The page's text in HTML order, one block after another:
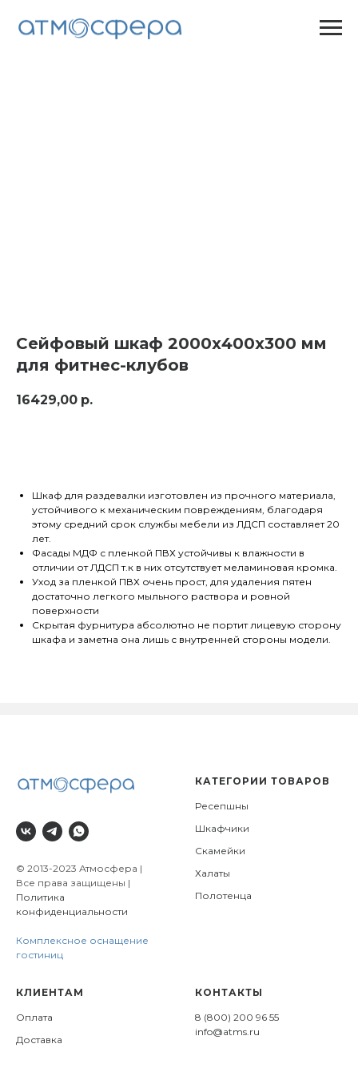
Сейфовый шкаф 2000х400х300 мм
для фитнес-клубов
16429,00 р.
Шкаф для раздевалки изготовлен из прочного материала,
устойчивого к механическим повреждениям, благодаря
этому средний срок службы мебели из ЛДСП составляет 20
лет.
Фасады МДФ с пленкой ПВХ устойчивы к влажности в
отличии от ЛДСП т.к в них отсутствует меламиновая кромка.
Уход за пленкой ПВХ очень прост, для удаления пятен
достаточно легкого мыльного раствора и ровной
поверхности
Скрытая фурнитура абсолютно не портит лицевую сторону
шкафа и заметна она лишь с внутренней стороны модели.
© 2013-2023 Атмосфера |
Все права защищены |
Политика
конфиденциальности
Комплексное оснащение
гостиниц
КАТЕГОРИИ ТОВАРОВ
Ресепшны
Шкафчики
Скамейки
Халаты
Полотенца
КЛИЕНТАМ
Оплата
Доставка
КОНТАКТЫ
8 (800) 200 96 55
info@atms.ru